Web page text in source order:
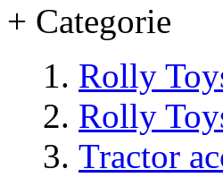
+ Categorie
Rolly
Rolly
Tractor